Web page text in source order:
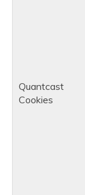
Quantcast
Cookies